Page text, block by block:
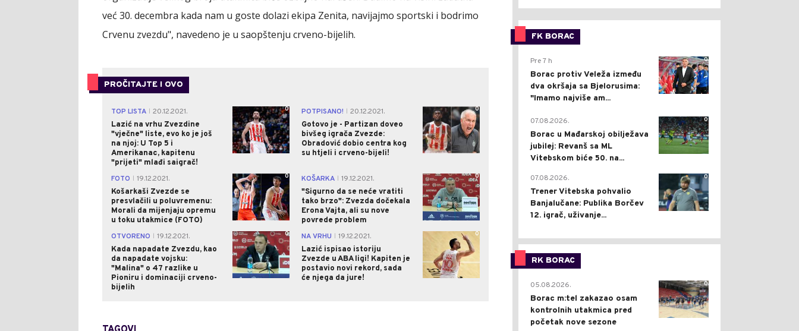
već 30. decembra kada nam u goste dolazi ekipa Zenita, navijajmo sportski i bodrimo
Crvenu zvezdu", navedeno je u saopštenju crveno-bijelih.
PROČITAJTE I OVO
TOP LISTA
20.12.2021.
Lazić na vrhu Zvezdine
"vječne" liste, evo ko je još
na njoj: U Top 5 i
Amerikanac, kapitenu
"prijeti" mlađi saigrač!
0 POTPISANO!
20.12.2021.
Gotovo je - Partizan doveo
bivšeg igrača Zvezde:
Obradović dobio centra kog
su htjeli i crveno-bijeli!
0
FOTO
19.12.2021.
Košarkaši Zvezde se
presvlačili u poluvremenu:
Morali da mijenjaju opremu
u toku utakmice (FOTO)
0 KOŠARKA
19.12.2021.
"Sigurno da se neće vratiti
tako brzo": Zvezda dočekala
Erona Vajta, ali su nove
povrede problem
0
OTVORENO
19.12.2021.
Kada napadate Zvezdu, kao
da napadate vojsku:
"Malina" o 47 razlike u
Pioniru i dominaciji crveno-
bijelih
0 NA VRHU
19.12.2021.
Lazić ispisao istoriju
Zvezde u ABA ligi! Kapiten je
postavio novi rekord, sada
će njega da jure!
0
FK BORAC
0
Pre 7 h
Borac protiv Veleža između
dva okršaja sa Bjelorusima:
"Imamo najviše am...
0
07.08.2026.
Borac u Mađarskoj obilježava
jubilej: Revanš sa ML
Vitebskom biće 50. na...
0
07.08.2026.
Trener Vitebska pohvalio
Banjalučane: Publika Borčev
12. igrač, uživanje...
RK BORAC
0
05.08.2026.
Borac m:tel zakazao osam
kontrolnih utakmica pred
početak nove sezone